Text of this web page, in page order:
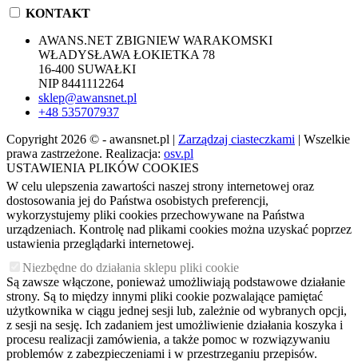
KONTAKT
AWANS.NET ZBIGNIEW WARAKOMSKI
WŁADYSŁAWA ŁOKIETKA 78
16-400 SUWAŁKI
NIP 8441112264
sklep@awansnet.pl
+48 535707937
Copyright 2026 © - awansnet.pl | Zarządzaj ciasteczkami | Wszelkie
prawa zastrzeżone. Realizacja: osv.pl
USTAWIENIA PLIKÓW COOKIES
W celu ulepszenia zawartości naszej strony internetowej oraz
dostosowania jej do Państwa osobistych preferencji,
wykorzystujemy pliki cookies przechowywane na Państwa
urządzeniach. Kontrolę nad plikami cookies można uzyskać poprzez
ustawienia przeglądarki internetowej.
Niezbędne do działania sklepu pliki cookie
Są zawsze włączone, ponieważ umożliwiają podstawowe działanie
strony. Są to między innymi pliki cookie pozwalające pamiętać
użytkownika w ciągu jednej sesji lub, zależnie od wybranych opcji,
z sesji na sesję. Ich zadaniem jest umożliwienie działania koszyka i
procesu realizacji zamówienia, a także pomoc w rozwiązywaniu
problemów z zabezpieczeniami i w przestrzeganiu przepisów.